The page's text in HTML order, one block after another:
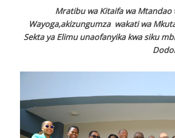
Mratibu wa Kitaifa wa Mtandao
Wayoga,akizungumza wakati wa
Sekta ya Elimu unaofanyika kwa siku